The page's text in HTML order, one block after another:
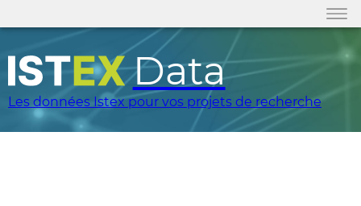
Data
Les données Istex pour vos projets de recherche